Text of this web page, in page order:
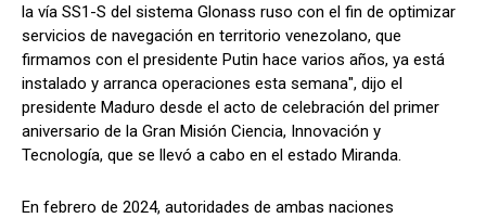
la vía SS1-S del sistema Glonass ruso con el fin de optimizar
servicios de navegación en territorio venezolano, que
firmamos con el presidente Putin hace varios años, ya está
instalado y arranca operaciones esta semana", dijo el
presidente Maduro desde el acto de celebración del primer
aniversario de la Gran Misión Ciencia, Innovación y
Tecnología, que se llevó a cabo en el estado Miranda.
En febrero de 2024, autoridades de ambas naciones